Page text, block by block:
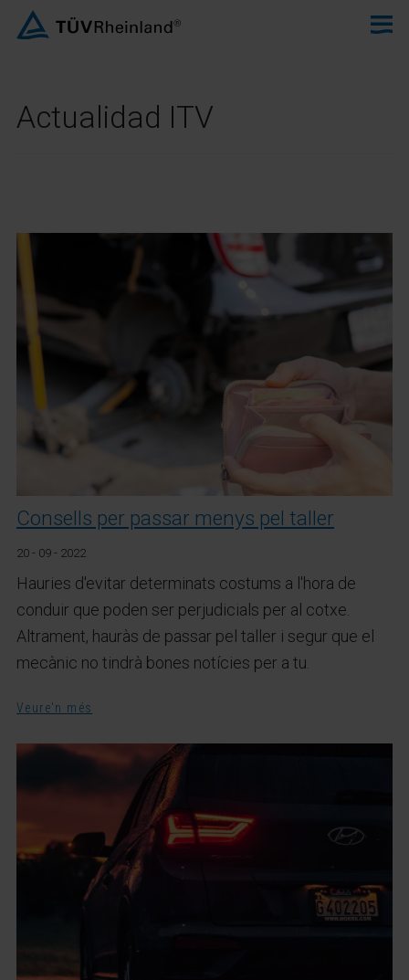
Actualidad ITV
Consells per passar menys pel taller
20 - 09 - 2022
Hauries d'evitar determinats costums a l'hora de
conduir que poden ser perjudicials per al cotxe.
Altrament, hauràs de passar pel taller i segur que el
mecànic no tindrà bones notícies per a tu.
Veure'n més